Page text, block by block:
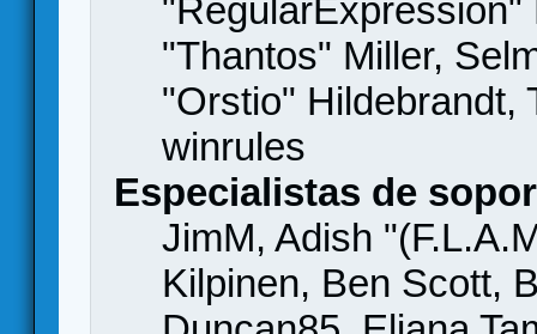
"Thantos" Miller,
"Orstio" Hildebrandt,
winrules
Especialistas de
JimM, Adish
Kilpinen, Ben Scott,